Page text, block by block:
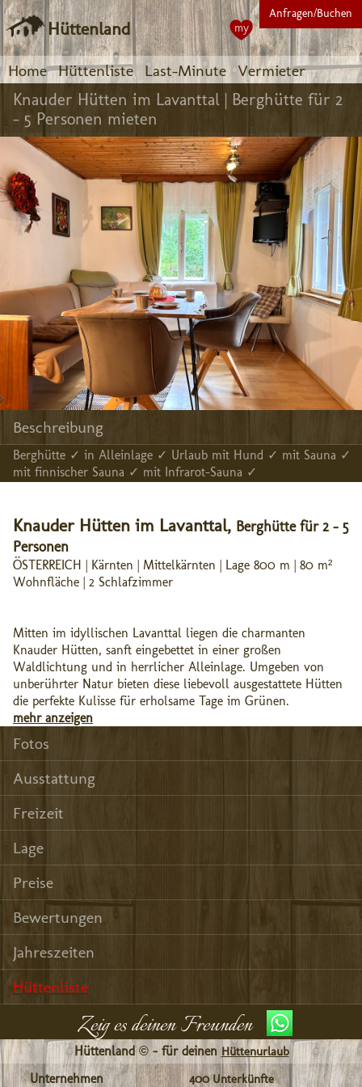
Hüttenland
Home Hüttenliste Last-Minute Vermieter
Anfragen/Buchen
my
Knauder Hütten im Lavanttal | Berghütte für 2
- 5 Personen mieten
Beschreibung
Berghütte ✓ in Alleinlage ✓ Urlaub mit Hund ✓ mit Sauna ✓
mit finnischer Sauna ✓ mit Infrarot-Sauna ✓
Knauder Hütten im Lavanttal, Berghütte für 2 - 5
Personen
ÖSTERREICH | Kärnten | Mittelkärnten | Lage 800 m | 80 m²
Wohnfläche | 2 Schlafzimmer
Mitten im idyllischen Lavanttal liegen die charmanten
Knauder Hütten, sanft eingebettet in einer großen
Waldlichtung und in herrlicher Alleinlage. Umgeben von
unberührter Natur bieten diese liebevoll ausgestattete Hütten
die perfekte Kulisse für erholsame Tage im Grünen.
mehr anzeigen
Fotos
Ausstattung
Freizeit
Lage
Preise
Bewertungen
Jahreszeiten
Hüttenliste
Zeig es deinen Freunden
Hüttenland © - für deinen Hüttenurlaub
Unternehmen
400 Unterkünfte